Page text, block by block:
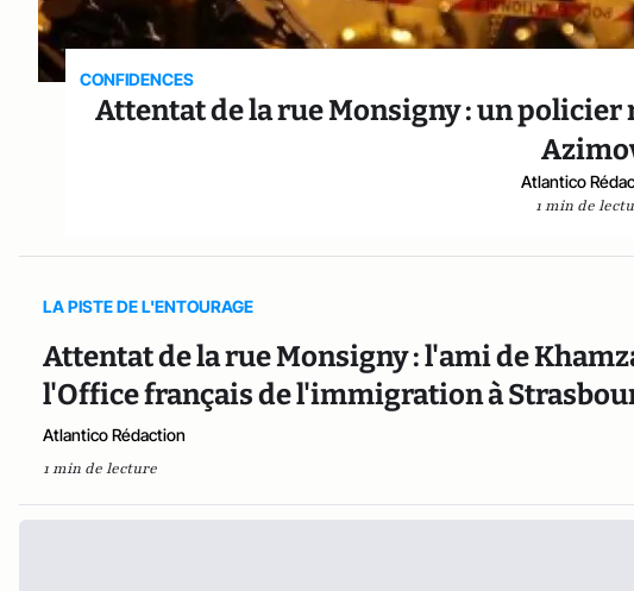
CONFIDENCES
Attentat de la rue Monsigny : un policier
Atlantico
1 min de
LA PISTE DE L'ENTOURAGE
Attentat de la rue Monsigny : l'ami de
l'Office français de l'immigration à
Atlantico Rédaction
1 min de lecture